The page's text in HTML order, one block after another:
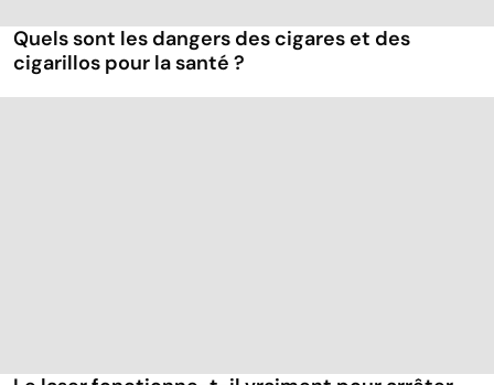
Quels sont les dangers des cigares et des
cigarillos pour la santé ?